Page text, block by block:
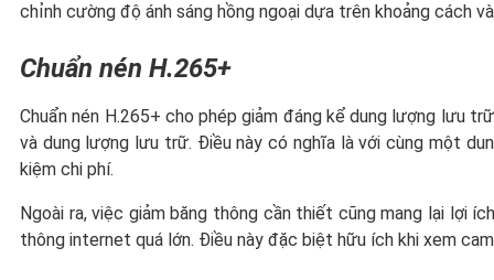
chỉnh cường độ ánh sáng hồng ngoại dựa trên khoảng cách
Chuẩn nén H.265+
Chuẩn nén H.265+ cho phép giảm đáng kể dung lượng lưu
và dung lượng lưu trữ. Điều này có nghĩa là với cùng một
kiệm chi phí.
Ngoài ra, việc giảm băng thông cần thiết cũng mang lại lợi
thông internet quá lớn. Điều này đặc biệt hữu ích khi xem